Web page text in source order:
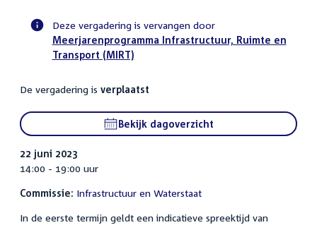
Voortgangsstatus
commissie
activiteit
Deze vergadering is vervangen door
Meerjarenprogramma Infrastructuur, Ruimte en
Transport (MIRT)
De vergadering is verplaatst
Bekijk dagoverzicht
22 juni 2023
14:00 - 19:00 uur
Commissie: Infrastructuur en Waterstaat
In de eerste termijn geldt een indicatieve spreektijd van